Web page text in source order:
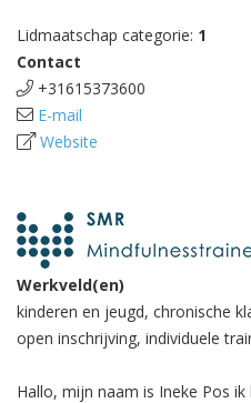
Lidmaatschap categorie: 1
Contact
+31615373600
E-mail
Website
Werkveld(en)
kinderen en jeugd, chronische
open inschrijving, individuele
Hallo, mijn naam is Ineke Pos